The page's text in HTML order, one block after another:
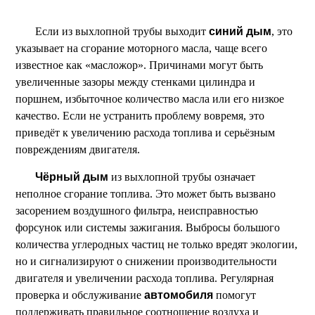
Если из выхлопной трубы выходитсиний дым, это
указывает на сгорание моторного масла, чаще всего
известное как «масложор». Причинами могут быть
увеличенные зазоры между стенками цилиндра и
поршнем, избыточное количество масла или его низкое
качество. Если не устранить проблему вовремя, это
приведёт к увеличению расхода топлива и серьёзным
повреждениям двигателя.
Чёрный дым из выхлопной трубы означает
неполное сгорание топлива. Это может быть вызвано
засорением воздушного фильтра, неисправностью
форсунок или системы зажигания. Выбросы большого
количества углеродных частиц не только вредят экологии,
но и сигнализируют о снижении производительности
двигателя и увеличении расхода топлива. Регулярная
проверка и обслуживаниеавтомобиля помогут
поддерживать правильное соотношение воздуха и